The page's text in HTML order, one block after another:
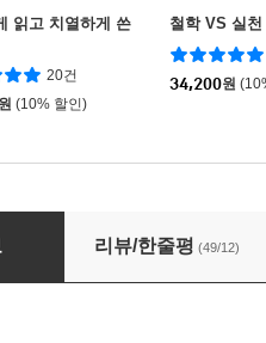
읽고 치열하게 쓴
20건
원 (10% 할인)
철학 VS 실천
34,200원
즐거움
리뷰/한줄평 (49/12)